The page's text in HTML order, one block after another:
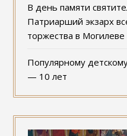
В день памяти
Патриарший экзарх
торжества в Могилеве
Популярному
— 10 лет